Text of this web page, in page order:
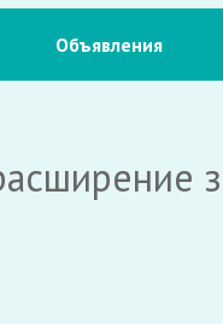
Объявления